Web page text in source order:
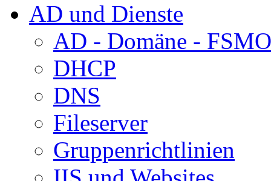
AD und Dienste
AD - Domäne - FSMO
DHCP
DNS
Fileserver
Gruppenrichtlinien